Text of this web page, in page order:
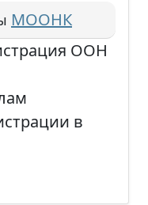
МООНК
ООН
в